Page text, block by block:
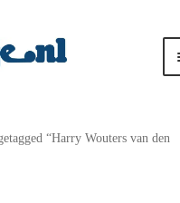
“Harry Wouters van den